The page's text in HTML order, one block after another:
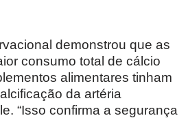
demonstrou que as
consumo total de cálcio
alimentares tinham
da artéria
“Isso confirma a segurança